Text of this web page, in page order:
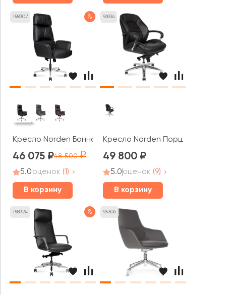
158307 %
Кресло Norden Бонно / Bonno
46 075 48 500
5.0оценок (1)
В корзину
96936
Кресло Norden Порше /
49 800
5.0оценок (9)
В корзину
158324 % 95306